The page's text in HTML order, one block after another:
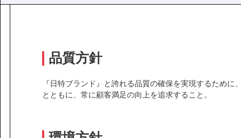
Investor Relations
IR情報
課題から探す
認証/登録技術一覧
展示会一覧
沿革
品質方針
『日特ブランド』と誇れる品質の確保を実現するため
とともに、常に顧客満足の向上を追求すること。